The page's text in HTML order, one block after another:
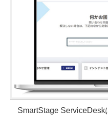
SmartStage ServiceDesk